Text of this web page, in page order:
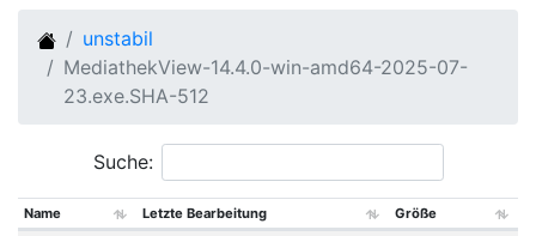
unstabil
MediathekView-14.4.0-win-amd64-2025-07-
23.exe.SHA-512
Suche:
Name Letzte Bearbeitung
Größe